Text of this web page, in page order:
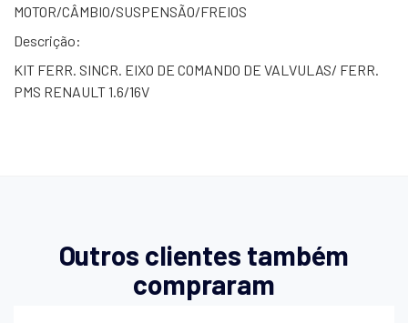
MOTOR/CÂMBIO/SUSPENSÃO/FREIOS
Descrição:
KIT FERR. SINCR. EIXO DE COMANDO DE VALVULAS/ FERR.
PMS RENAULT 1.6/16V
Outros clientes também
compraram